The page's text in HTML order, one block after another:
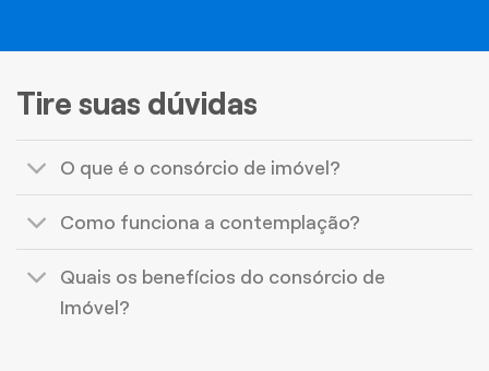
Tire suas dúvidas
O que é o consórcio de imóvel?
Como funciona a contemplação?
Quais os benefícios do consórcio de
Imóvel?